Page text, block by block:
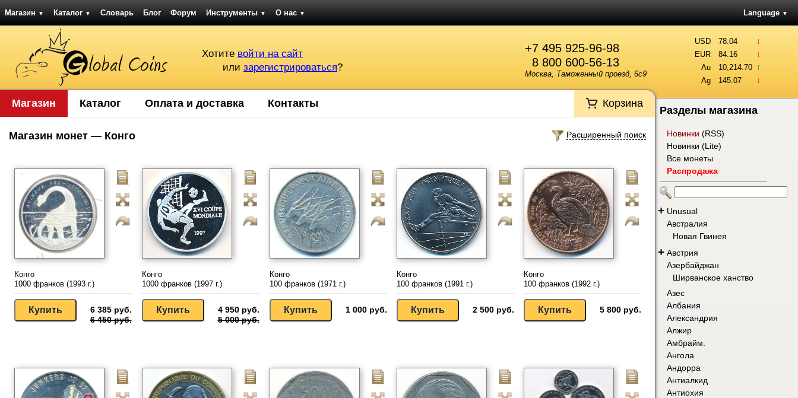
Магазин ▼ Каталог ▼ Словарь Блог Форум Инструменты ▼ О нас ▼ Language ▼
+7 495 925-96-98
8 800 600-56-13
Москва, Таможенный проезд, 6с9
Хотите войти на сайт
или зарегистрироваться?
USD 78.04 ↓
EUR 84.16 ↓
Au 10,214.70 ↑
Ag 145.07 ↓
Магазин Каталог Оплата и доставка Контакты Корзина
Расширенный поиск
Магазин монет — Конго
Конго
1000 франков (1993 г.)
6 385 руб.
6 450 руб.
Конго
1000 франков (1997 г.)
4 950 руб.
5 000 руб.
Конго
100 франков (1971 г.)
1 000 руб.
Конго
100 франков (1991 г.)
2 500 руб.
Конго
100 франков (1992 г.)
5 800 руб.
Разделы магазина
Новинки (RSS)
Новинки (Lite)
Все монеты
Распродажа
+ Unusual
Австралия
Новая Гвинея
+ Австрия
Азербайджан
Ширванское ханство
Азес
Албания
Александрия
Алжир
Амбрайм.
Ангола
Андорра
Антиалкид
Антиохия